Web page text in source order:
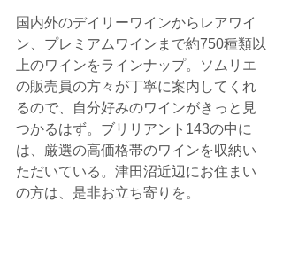
国内外のデイリーワインからレアワイ
ン、プレミアムワインまで約750種類以
上のワインをラインナップ。ソムリエ
の販売員の方々が丁寧に案内してくれ
るので、自分好みのワインがきっと見
つかるはず。ブリリアント143の中に
は、厳選の高価格帯のワインを収納い
ただいている。津田沼近辺にお住まい
の方は、是非お立ち寄りを。